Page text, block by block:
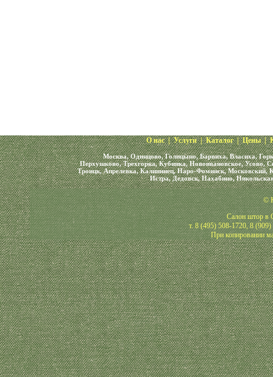
О нас|Услуги|Каталог|Цены|
Москва, Одинцово, Голицыно, Барвиха, Власиха,
Перхушково, Трехгорка, Кубинка, Новоивановское, Усово,
Троицк, Апрелевка, Калининец, Наро-Фоминск, Московский,
Истра, Дедовск, Нахабино,
©
Салон штор в
т. 8 (495) 508-1720, 8
При копировании